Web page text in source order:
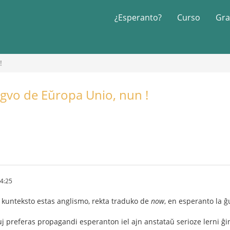
¿Esperanto? Curso
de Eŭropa Unio, nun !
estas anglismo, rekta traduko de now, en esperanto la
preferas propagandi esperanton iel ajn anstataŭ serioze lerni